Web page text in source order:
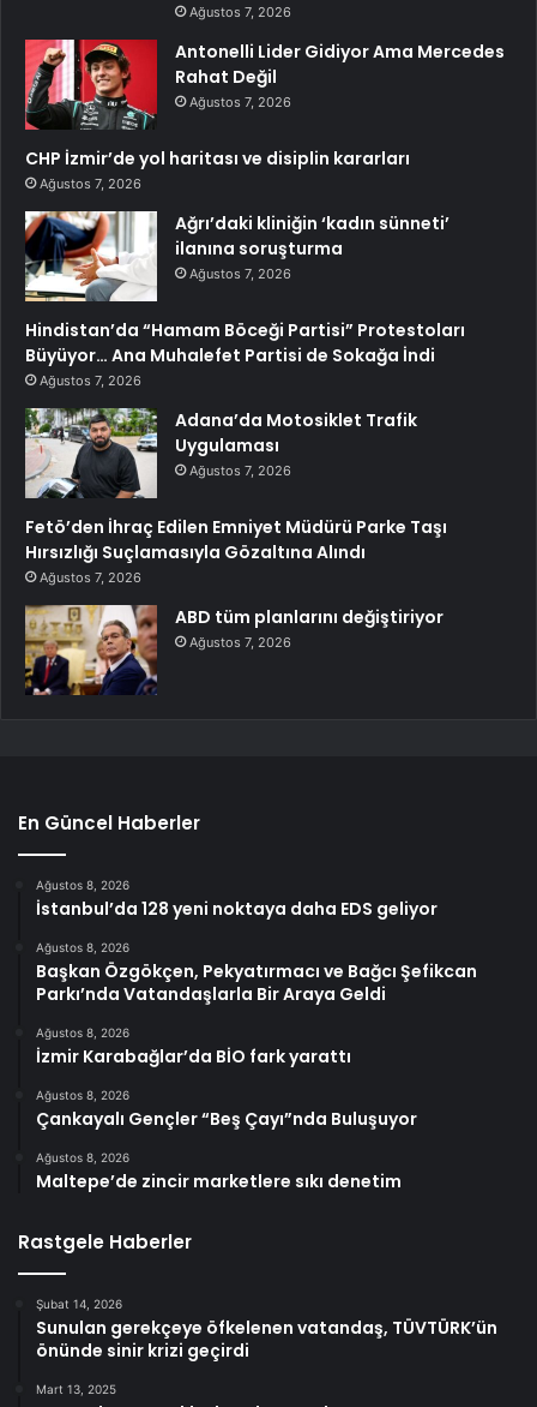
Ağustos 7, 2026
Antonelli Lider Gidiyor Ama Mercedes
Rahat Değil
Ağustos 7, 2026
CHP İzmir’de yol haritası ve disiplin kararları
Ağustos 7, 2026
Ağrı’daki kliniğin ‘kadın sünneti’
ilanına soruşturma
Ağustos 7, 2026
Hindistan’da “Hamam Böceği Partisi” Protestoları
Büyüyor… Ana Muhalefet Partisi de Sokağa İndi
Ağustos 7, 2026
Adana’da Motosiklet Trafik
Uygulaması
Ağustos 7, 2026
Fetö’den İhraç Edilen Emniyet Müdürü Parke Taşı
Hırsızlığı Suçlamasıyla Gözaltına Alındı
Ağustos 7, 2026
ABD tüm planlarını değiştiriyor
Ağustos 7, 2026
En Güncel Haberler
Ağustos 8, 2026
İstanbul’da 128 yeni noktaya daha EDS geliyor
Ağustos 8, 2026
Başkan Özgökçen, Pekyatırmacı ve Bağcı Şefikcan
Parkı’nda Vatandaşlarla Bir Araya Geldi
Ağustos 8, 2026
İzmir Karabağlar’da BİO fark yarattı
Ağustos 8, 2026
Çankayalı Gençler “Beş Çayı”nda Buluşuyor
Ağustos 8, 2026
Maltepe’de zincir marketlere sıkı denetim
Rastgele Haberler
Şubat 14, 2026
Sunulan gerekçeye öfkelenen vatandaş, TÜVTÜRK’ün
önünde sinir krizi geçirdi
Mart 13, 2025